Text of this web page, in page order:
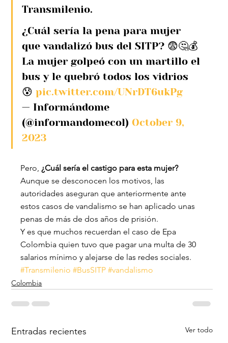
Transmilenio.
¿Cuál sería la pena para mujer
que vandalizó bus del SITP? 😨🤔💰
La mujer golpeó con un martillo el
bus y le quebró todos los vidrios
😰 pic.twitter.com/UNrDT6ukPg
— Informándome
(@informandomecol) October 9,
2023
Pero, ¿Cuál sería el castigo para esta mujer?
Aunque se desconocen los motivos, las
autoridades aseguran que anteriormente ante
estos casos de vandalismo se han aplicado unas
penas de más de dos años de prisión.
Y es que muchos recuerdan el caso de Epa
Colombia quien tuvo que pagar una multa de 30
salarios mínimo y alejarse de las redes sociales.
#Transmilenio #BusSITP #vandalismo
Colombia
Entradas recientes Ver todo